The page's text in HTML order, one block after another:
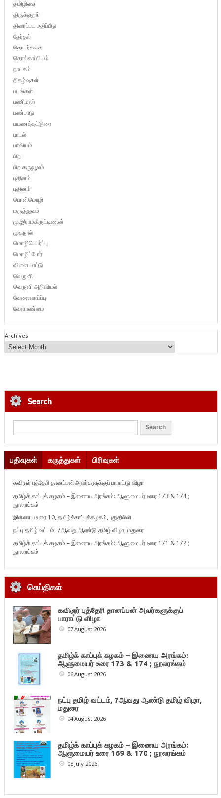
தமிழிசை
திருக்குறள்
திரைப்பட மதிப்பீடு
தேர்தல்
தொடர்கதை
தொல்காப்பியம்
நாடகம்
நிகழ்வுகள்
படங்கள்
பணிமலர்
பண்பாடு
பயணக்கட்டுரை
பாடல்
பாவியம்
பிற
பிற கருவூலம்
புதினம்
புதினம்
பொன்மொழி
மருத்துவம்
மு.இராமகிருட்டிணன்
முகநூல்
மொழிபெயர்ப்பு
மொழிப்போர்
விளையாட்டு
வெருளி
வெருளி அறிவியல்
வேலைவாய்ப்பு
வேளாண்மை
Archives
Search
பதிவுகள் கருத்துகள் பிரிவுகள்
கவிஞர் புத்தேரி தானப்பன் அவர்களுக்குப் பாராட்டு விழா
தமிழ்க் காப்புக் கழகம் – இணைய அரங்கம்: ஆளுமையர் உரை 173 & 174 ;
நூலரங்கம்
இணைய உரை 10, தமிழ்க்காப்புக்கழகம், புதுதில்லி
நட்பு தமிழ் வட்டம், 7ஆவது ஆண்டு தமிழ் விழா, மதுரை
தமிழ்க் காப்புக் கழகம் – இணைய அரங்கம்: ஆளுமையர் உரை 171 & 172 ;
நூலரங்கம்
செய்திகள்
கவிஞர் புத்தேரி தானப்பன் அவர்களுக்குப்
பாராட்டு விழா
07 August 2026
தமிழ்க் காப்புக் கழகம் – இணைய அரங்கம்:
ஆளுமையர் உரை 173 & 174 ; நூலரங்கம்
06 August 2026
நட்பு தமிழ் வட்டம், 7ஆவது ஆண்டு தமிழ் விழா,
மதுரை
04 August 2026
தமிழ்க் காப்புக் கழகம் – இணைய அரங்கம்:
ஆளுமையர் உரை 169 & 170 ; நூலரங்கம்
08 July 2026